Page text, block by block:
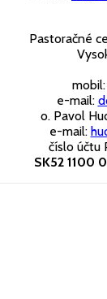
Pastoračné
mobil:
e-mail:
o. Pavol
e-mail:
číslo účtu
SK52 1100